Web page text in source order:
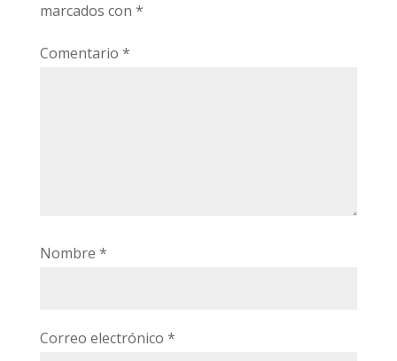
marcados con *
Comentario *
Nombre *
Correo electrónico *